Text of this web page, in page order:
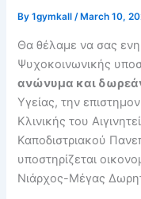
By1gymkall/ March 10,
Θα θέλαμε να σας
Ψυχοκοινωνικής
ανώνυμα και
Υγείας, την
Κλινικής του
Καποδιστριακού
υποστηρίζεται
Νιάρχος-Μέγας